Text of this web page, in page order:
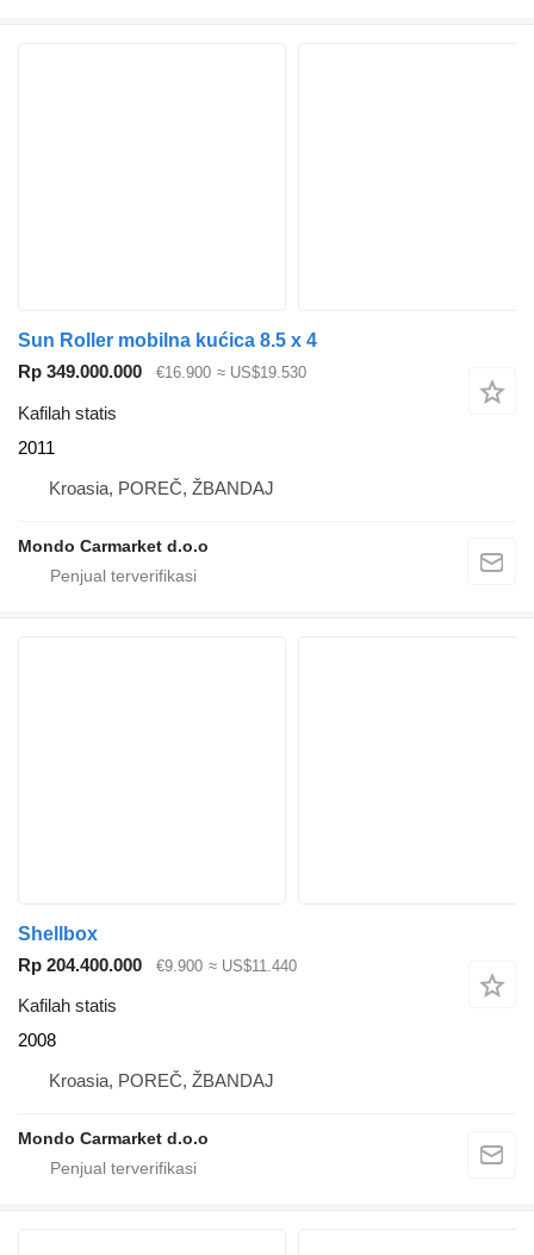
Sun Roller mobilna kućica 8.5 x 4
Rp 349.000.000
€16.900 ≈ US$19.530
Kafilah statis
2011
Kroasia, POREČ, ŽBANDAJ
Mondo Carmarket d.o.o
Shellbox
Rp 204.400.000
€9.900 ≈ US$11.440
Kafilah statis
2008
Kroasia, POREČ, ŽBANDAJ
Mondo Carmarket d.o.o